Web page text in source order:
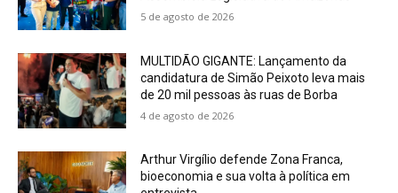
5 de agosto de 2026
MULTIDÃO GIGANTE: Lançamento da
candidatura de Simão Peixoto leva mais
de 20 mil pessoas às ruas de Borba
4 de agosto de 2026
Arthur Virgílio defende Zona Franca,
bioeconomia e sua volta à política em